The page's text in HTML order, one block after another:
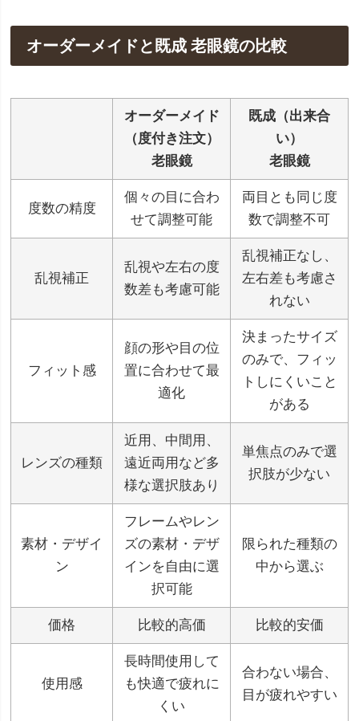
オーダーメイドと既成 老眼鏡の比較
オーダーメイド
（度付き注文）
老眼鏡
既成（出来合
い）
老眼鏡
度数の精度
個々の目に合わ
せて調整可能
両目とも同じ度
数で調整不可
乱視補正
乱視や左右の度
数差も考慮可能
乱視補正なし、
左右差も考慮さ
れない
フィット感
顔の形や目の位
置に合わせて最
適化
決まったサイズ
のみで、フィッ
トしにくいこと
がある
レンズの種類
近用、中間用、
遠近両用など多
様な選択肢あり
単焦点のみで選
択肢が少ない
素材・デザイ
ン
フレームやレン
ズの素材・デザ
インを自由に選
択可能
限られた種類の
中から選ぶ
価格 比較的高価 比較的安価
使用感
長時間使用して
も快適で疲れに
くい
合わない場合、
目が疲れやすい